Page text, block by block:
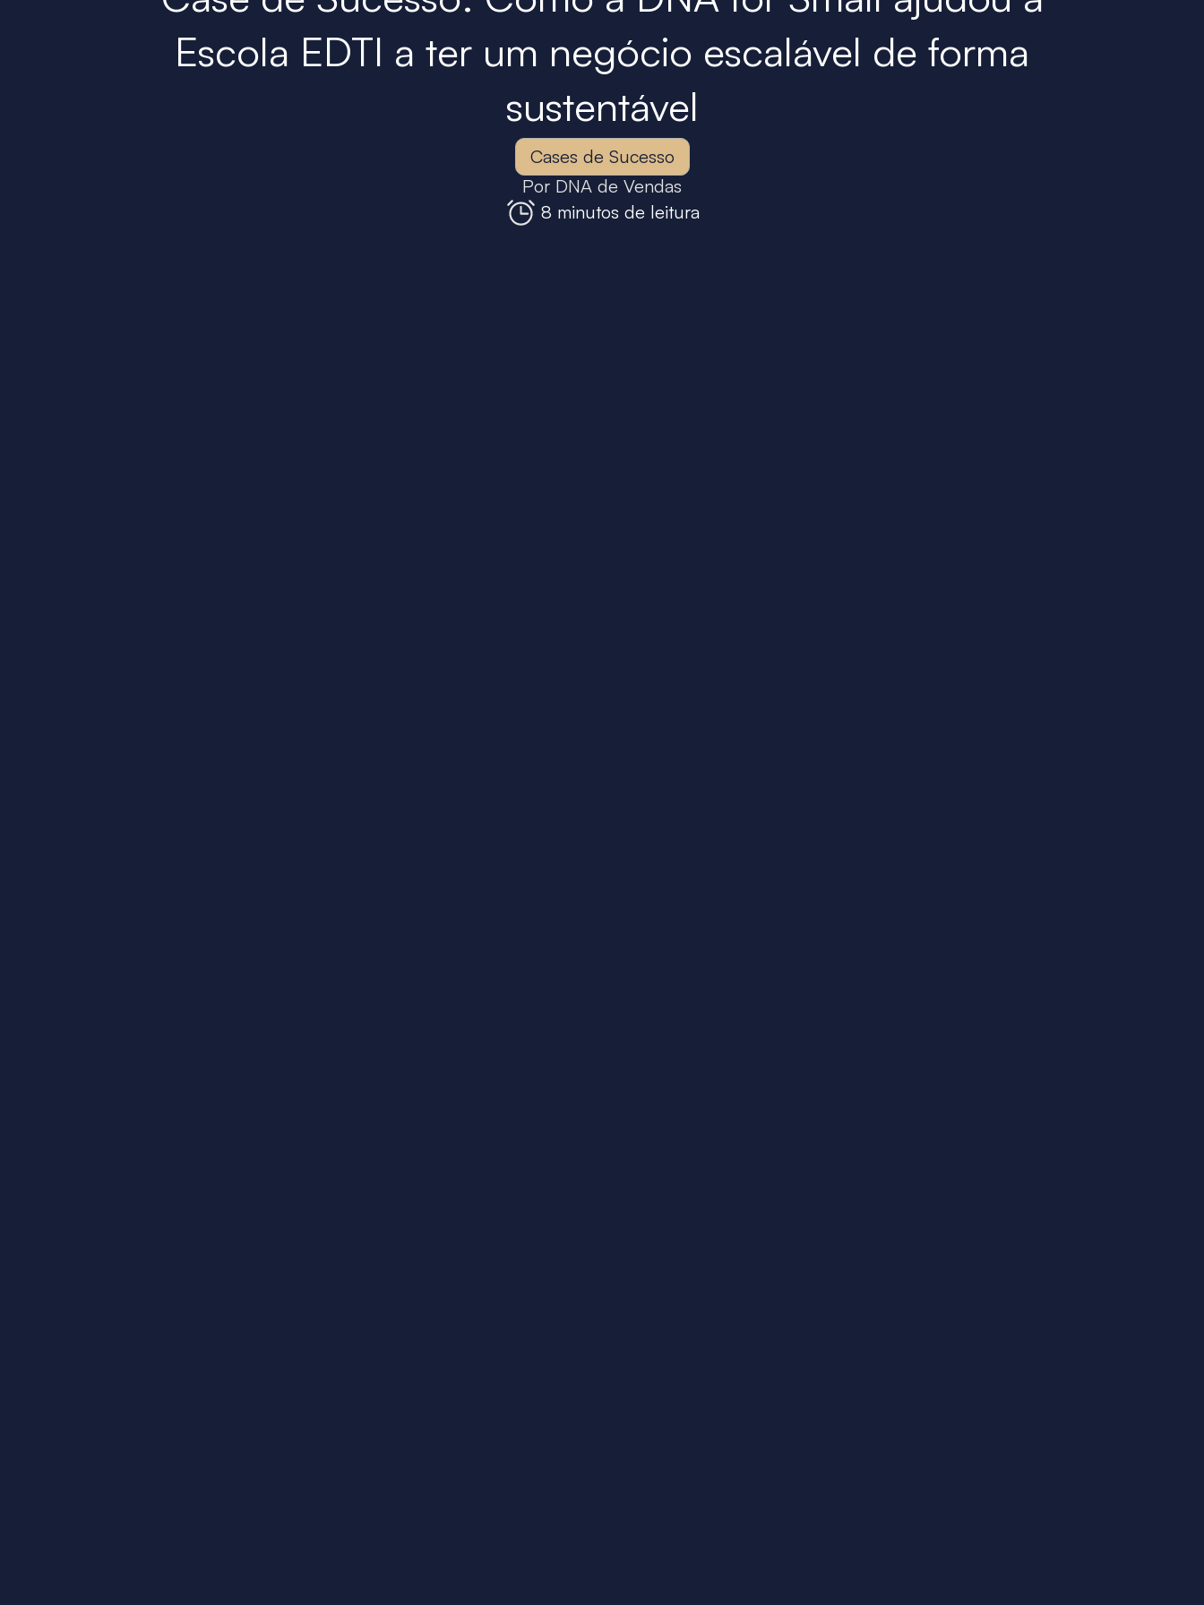
Escola EDTI a ter um negócio escalável de forma
sustentável
Cases de Sucesso
Por DNA de Vendas
8 minutos de leitura